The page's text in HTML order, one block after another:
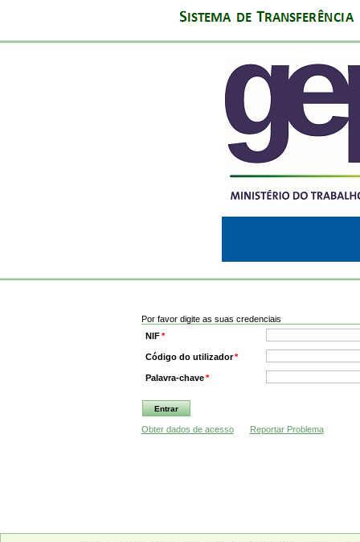
Por favor digite as suas credenciais
NIF *
Código do utilizador *
Palavra-chave *
Obter dados de acesso Reportar Problema